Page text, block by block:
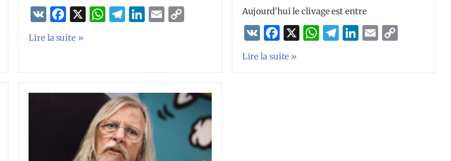
VK Facebook
X WhatsApp
Telegram
LinkedIn
Email
Lire la suite »
Aujourd’hui le clivage est entre
VKFacebook
X WhatsApp
Telegram
LinkedIn
EmailCopy
Lire la suite »